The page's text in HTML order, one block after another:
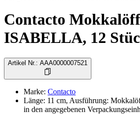
Contacto
ISABELLA, 12
Artikel Nr. : AAA0000007521
Marke: Contacto
Länge: 11 cm, Ausführung:
in den angegebenen